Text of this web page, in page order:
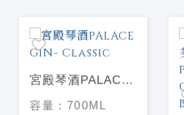
宮殿琴酒PALACE
GIN- Classic
容量： 700ML